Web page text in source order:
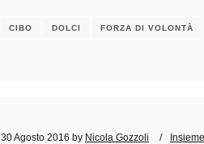
CIBO DOLCI FORZA DI VOLONTÀ
30 Agosto 2016 by Nicola Gozzoli